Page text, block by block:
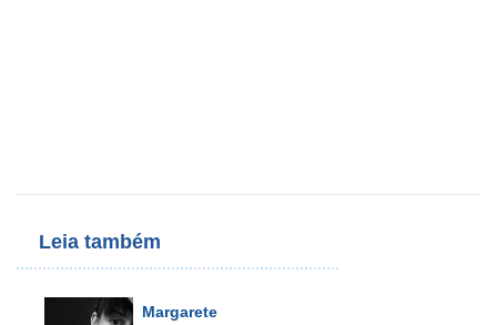
Leia também
Margarete